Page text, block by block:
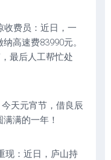
收费员：近日，一
高速费83990元。
最后人工帮忙处
天元宵节，借良辰
满的一年！
现：近日，庐山持